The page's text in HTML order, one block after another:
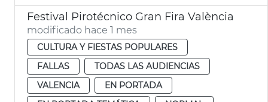
Festival Pirotécnico Gran Fira València
modificado hace 1 mes
CULTURA Y FIESTAS POPULARES
FALLAS
TODAS LAS AUDIENCIAS
VALENCIA
EN PORTADA